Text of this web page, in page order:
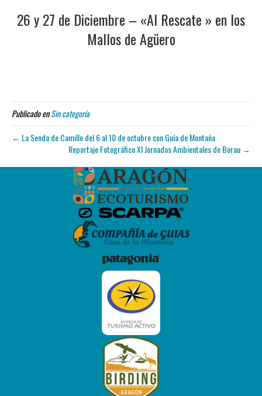
26 y 27 de Diciembre – «Al Rescate » en los
Mallos de Agüero
Publicado enSin categoría
← La Senda de Camille del 6 al 10 de octubre con Guía de Montaña
Reportaje Fotográfico XI Jornadas Ambientales de Borau →